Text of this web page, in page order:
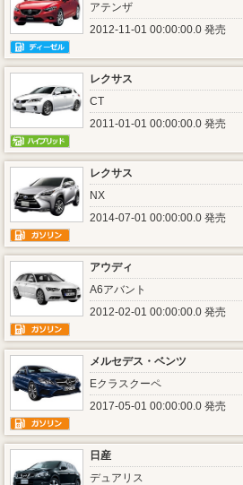
アテンザ
2012-11-01 00:00:00.0 発売
レクサス
CT
2011-01-01 00:00:00.0 発売
レクサス
NX
2014-07-01 00:00:00.0 発売
アウディ
A6アバント
2012-02-01 00:00:00.0 発売
メルセデス・ベンツ
Eクラスクーペ
2017-05-01 00:00:00.0 発売
日産
デュアリス